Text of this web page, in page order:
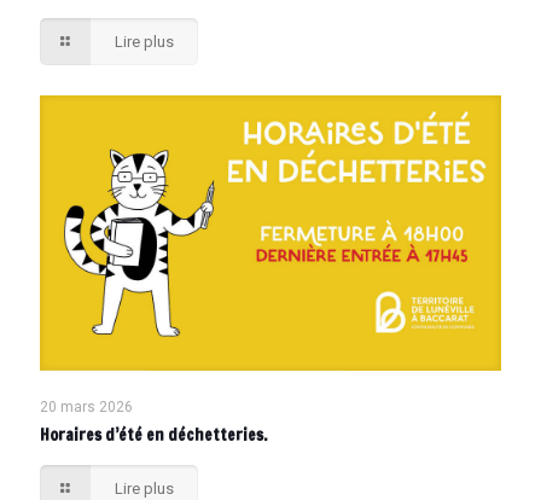
Lire plus
20 mars 2026
Horaires d’été en déchetteries.
Lire plus